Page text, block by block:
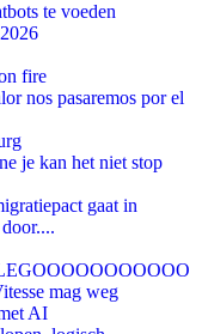
te voeden
fire
nos pasaremos por el
je kan het niet stop
gaat in
mag weg
AI